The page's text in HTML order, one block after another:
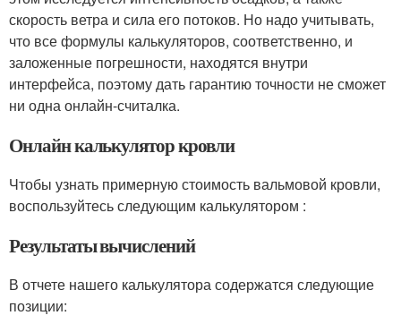
скорость ветра и сила его потоков. Но надо учитывать,
что все формулы калькуляторов, соответственно, и
заложенные погрешности, находятся внутри
интерфейса, поэтому дать гарантию точности не сможет
ни одна онлайн-считалка.
Онлайн калькулятор кровли
Чтобы узнать примерную стоимость вальмовой кровли,
воспользуйтесь следующим калькулятором :
Результаты вычислений
В отчете нашего калькулятора содержатся следующие
позиции: